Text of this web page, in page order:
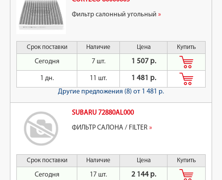
Фильтр салонный угольный »
Срок поставки Наличие Цена Купить
Сегодня 7 шт. 1 507 р.
1 дн. 11 шт.
1 481 р.
Другие предложения (8) от 1 481 р.
SUBARU 72880AL000
ФИЛЬТР САЛОНА / FILTER »
Срок поставки Наличие Цена Купить
Сегодня 17 шт. 2 144 р.